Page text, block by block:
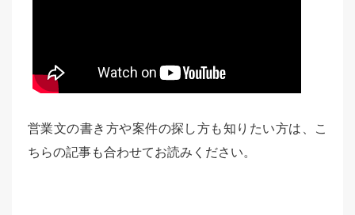
営業文の書き方や案件の探し方も知りたい方は、こ
ちらの記事も合わせてお読みください。